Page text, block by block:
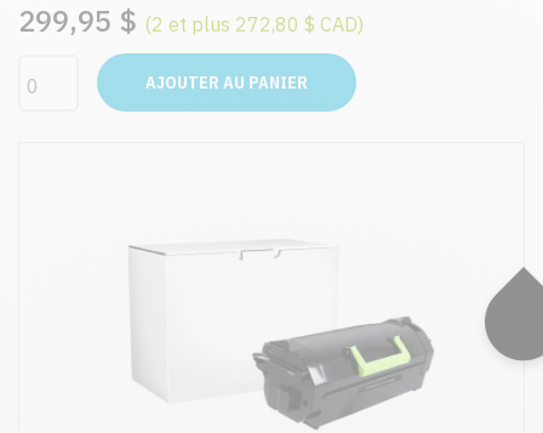
299,95 $ (2 et plus 272,80 $ CAD)
AJOUTER AU PANIER